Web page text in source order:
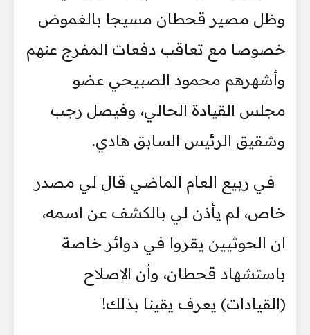
وظل مصير قحطان مسيجا بالغموض
خصوصا مع تعاقب دفعات المفرج عنهم
وأشهرهم محمود الصبيحي عضو
مجلس القيادة الحالي، وفيصل رجب
وشقيق الرئيس السابق هادي.
في ربيع العام الماضي قال لي مصدر
خاص، لم يأذن لي بالكشف عن اسمه،
ان الحوثيين يقروا في دوائر خاصة
باستشهاد قحطان، وأن الإصلاح
(القيادات) يعرف يقينا بذلك!